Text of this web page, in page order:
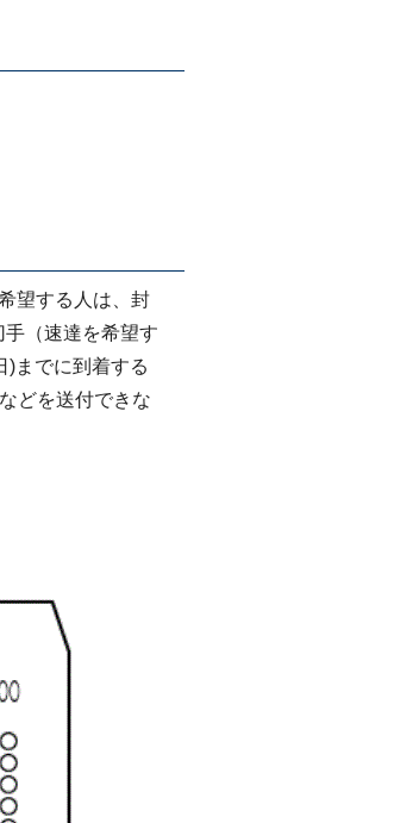
望する人は、封
（速達を希望す
)までに到着する
どを送付できな